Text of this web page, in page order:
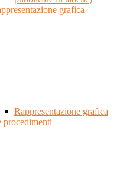
grafica
Rappresentazione grafica
procedimenti